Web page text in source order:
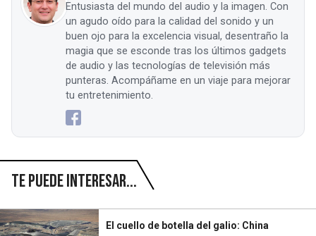
Entusiasta del mundo del audio y la imagen. Con
un agudo oído para la calidad del sonido y un
buen ojo para la excelencia visual, desentraño la
magia que se esconde tras los últimos gadgets
de audio y las tecnologías de televisión más
punteras. Acompáñame en un viaje para mejorar
tu entretenimiento.
Te puede interesar...
El cuello de botella del galio: China